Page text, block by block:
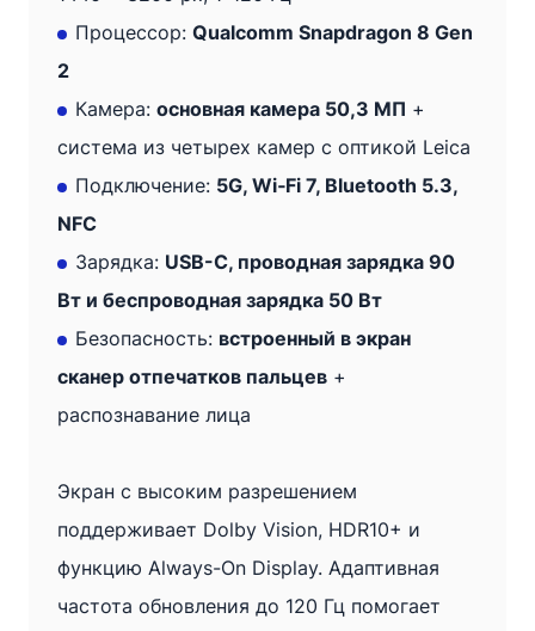
Процессор: Qualcomm Snapdragon 8 Gen
2
Камера: основная камера 50,3 МП +
система из четырех камер с оптикой Leica
Подключение: 5G, Wi‑Fi 7, Bluetooth 5.3,
NFC
Зарядка: USB-C, проводная зарядка 90
Вт и беспроводная зарядка 50 Вт
Безопасность: встроенный в экран
сканер отпечатков пальцев +
распознавание лица
Экран с высоким разрешением
поддерживает Dolby Vision, HDR10+ и
функцию Always-On Display. Адаптивная
частота обновления до 120 Гц помогает